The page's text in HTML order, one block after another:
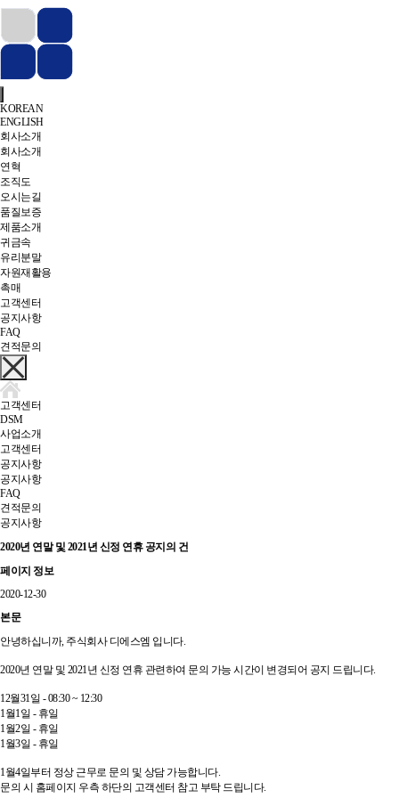
KOREAN
ENGLISH
회사소개
회사소개
연혁
조직도
오시는길
품질보증
제품소개
귀금속
유리분말
자원재활용
촉매
고객센터
공지사항
FAQ
견적문의
고객센터
DSM
사업소개
고객센터
공지사항
공지사항
FAQ
견적문의
공지사항
2020년 연말 및 2021년 신정 연휴 공지의 건
페이지 정보
2020-12-30
본문
안녕하십니까, 주식회사 디에스엠 입니다.
2020년 연말 및 2021년 신정 연휴 관련하여 문의 가능 시간이 변경되어 공지 드립니다.
12월31일 - 08:30 ~ 12:30
1월1일 - 휴일
1월2일 - 휴일
1월3일 - 휴일
1월4일부터 정상 근무로 문의 및 상담 가능합니다.
문의 시 홈페이지 우측 하단의 고객센터 참고 부탁 드립니다.